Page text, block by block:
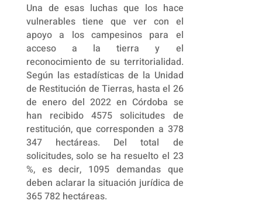
Una de esas luchas que los hace
vulnerables tiene que ver con el
apoyo a los campesinos para el
acceso a la tierra y el
reconocimiento de su territorialidad.
Según las estadísticas de la Unidad
de Restitución de Tierras, hasta el 26
de enero del 2022 en Córdoba se
han recibido 4575 solicitudes de
restitución, que corresponden a 378
347 hectáreas. Del total de
solicitudes, solo se ha resuelto el 23
%, es decir, 1095 demandas que
deben aclarar la situación jurídica de
365 782 hectáreas.